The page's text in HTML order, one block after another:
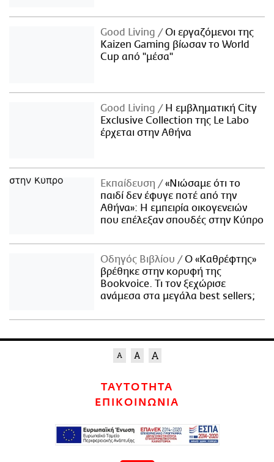
Good Living
Οι εργαζόμενοι της
Kaizen Gaming βίωσαν το World
Cup από "μέσα"
Good Living
Η εμβληματική City
Exclusive Collection της Le Labo
έρχεται στην Αθήνα
Εκπαίδευση
«Νιώσαμε ότι το
παιδί δεν έφυγε ποτέ από την
Αθήνα»: Η εμπειρία οικογενειών
που επέλεξαν σπουδές στην Κύπρο
Οδηγός Βιβλίου
Ο «Καθρέφτης»
βρέθηκε στην κορυφή της
Bookvoice. Τι τον ξεχώρισε
ανάμεσα στα μεγάλα best sellers;
ΤΑΥΤΟΤΗΤΑ
ΕΠΙΚΟΙΝΩΝΙΑ